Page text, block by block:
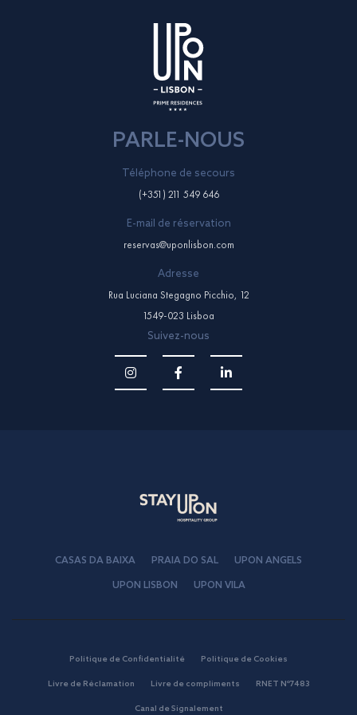
PARLE-NOUS
Téléphone de secours
(+351) 211 549 646
E-mail de réservation
reservas@uponlisbon.com
Adresse
Rua Luciana Stegagno Picchio, 12
1549-023 Lisboa
Suivez-nous
CASAS DA BAIXA PRAIA DO SAL UPON ANGELS
UPON LISBON UPON VILA
Politique de Confidentialité Politique de Cookies
Livre de Réclamation Livre de compliments RNET Nº7483
Canal de Signalement